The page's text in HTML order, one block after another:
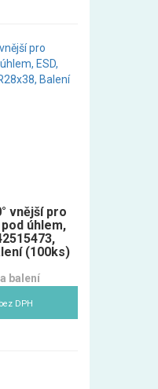
vnější pro
úhlem,
(100ks)
balení
DPH